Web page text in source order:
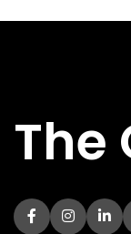
Afmeting
HOOGTE 431
DIEPTE 400
The